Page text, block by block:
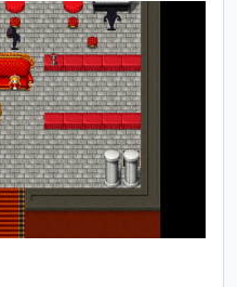
データの公開
開していないラフや、
公開させていただきま
ただきます。
へ
援のコメント、ご支援い